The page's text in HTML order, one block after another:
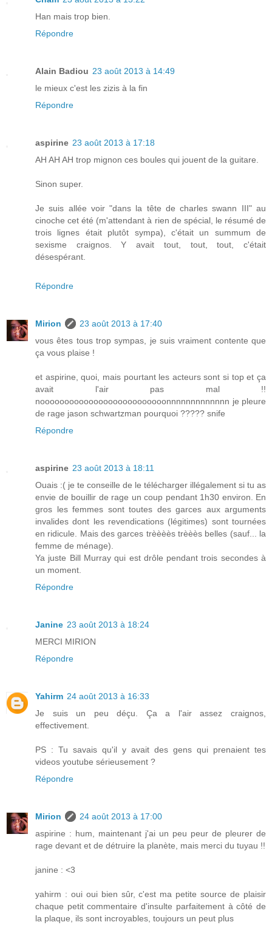
Han mais trop bien.
Répondre
Alain Badiou 23 août 2013 à 14:49
le mieux c'est les zizis à la fin
Répondre
aspirine 23 août 2013 à 17:18
AH AH AH trop mignon ces boules qui jouent de la guitare.
Sinon super.
Je suis allée voir "dans la tête de charles swann III" au
cinoche cet été (m'attendant à rien de spécial, le résumé de
trois lignes était plutôt sympa), c'était un summum de
sexisme craignos. Y avait tout, tout, tout, c'était
désespérant.
Répondre
Mirion
23 août 2013 à 17:40
vous êtes tous trop sympas, je suis vraiment contente que
ça vous plaise !
et aspirine, quoi, mais pourtant les acteurs sont si top et ça
avait l'air pas mal !!
noooooooooooooooooooooooooonnnnnnnnnnnnn je pleure
de rage jason schwartzman pourquoi ????? snife
Répondre
aspirine 23 août 2013 à 18:11
Ouais :( je te conseille de le télécharger illégalement si tu as
envie de bouillir de rage un coup pendant 1h30 environ. En
gros les femmes sont toutes des garces aux arguments
invalides dont les revendications (légitimes) sont tournées
en ridicule. Mais des garces trèèèès trèèès belles (sauf... la
femme de ménage).
Ya juste Bill Murray qui est drôle pendant trois secondes à
un moment.
Répondre
Janine 23 août 2013 à 18:24
MERCI MIRION
Répondre
Yahirm 24 août 2013 à 16:33
Je suis un peu déçu. Ça a l'air assez craignos,
effectivement.
PS : Tu savais qu'il y avait des gens qui prenaient tes
videos youtube sérieusement ?
Répondre
Mirion
24 août 2013 à 17:00
aspirine : hum, maintenant j'ai un peu peur de pleurer de
rage devant et de détruire la planète, mais merci du tuyau !!
janine : <3
yahirm : oui oui bien sûr, c'est ma petite source de plaisir
chaque petit commentaire d'insulte parfaitement à côté de
la plaque, ils sont incroyables, toujours un peut plus